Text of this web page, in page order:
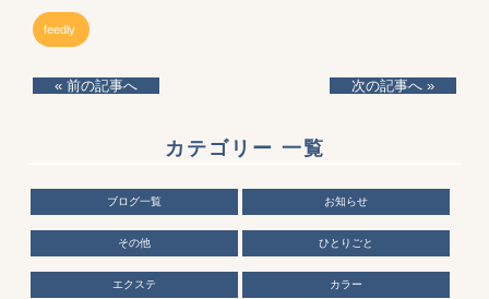
feedly
« 前の記事へ 次の記事へ »
カテゴリー 一覧
ブログ一覧 お知らせ
その他 ひとりごと
エクステ カラー